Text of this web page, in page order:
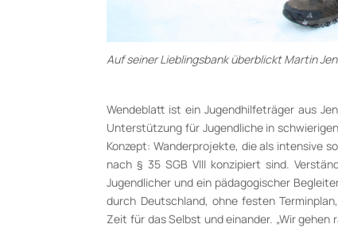
Auf seiner Lieblingsbank überblickt Martin
Wendeblatt ist ein Jugendhilfeträger aus
Unterstützung für Jugendliche in
Konzept: Wanderprojekte, die als intensive
nach § 35 SGB VIII konzipiert sind.
Jugendlicher und ein pädagogischer
durch Deutschland, ohne festen
Zeit für das Selbst und einander. „Wir